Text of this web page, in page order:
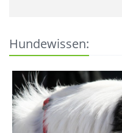
Hundewissen: